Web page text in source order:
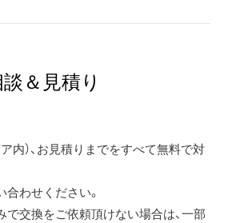
＆見積り
内）、お見積りまでをすべて無料で対
わせください。
交換をご依頼頂けない場合は、一部